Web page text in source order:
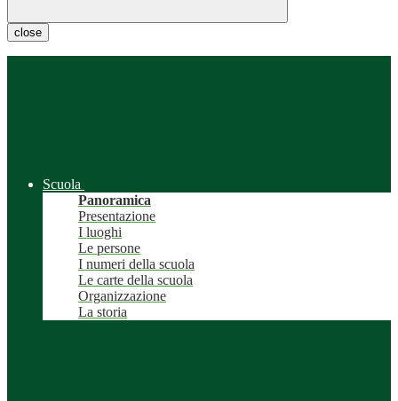
close
Scuola
Panoramica
Presentazione
I luoghi
Le persone
I numeri della scuola
Le carte della scuola
Organizzazione
La storia